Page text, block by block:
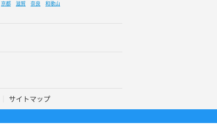
京都 滋賀 奈良
和歌山
サイトマップ